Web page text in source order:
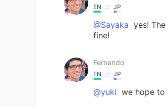
EN JP
@Sayaka yes!
fine!
Fernando
EN JP
@yuki we hope to